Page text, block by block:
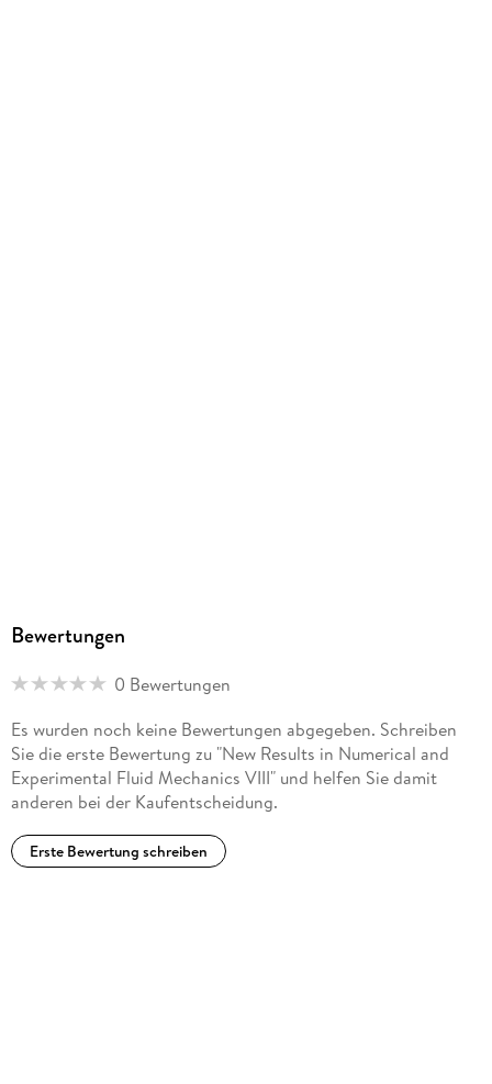
Bewertungen
0 Bewertungen
Es wurden noch keine Bewertungen abgegeben. Schreiben
Sie die erste Bewertung zu "New Results in Numerical and
Experimental Fluid Mechanics VIII" und helfen Sie damit
anderen bei der Kaufentscheidung.
Erste Bewertung schreiben